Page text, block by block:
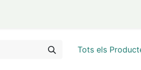
Tots els